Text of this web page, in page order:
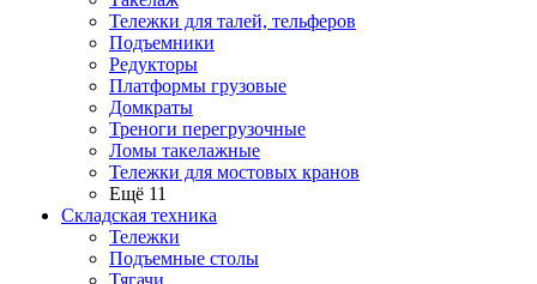
Тележки для талей, тельферов
Подъемники
Редукторы
Платформы грузовые
Домкраты
Треноги перегрузочные
Ломы такелажные
Тележки для мостовых кранов
Ещё 11
Складская техника
Тележки
Подъемные столы
Тягачи